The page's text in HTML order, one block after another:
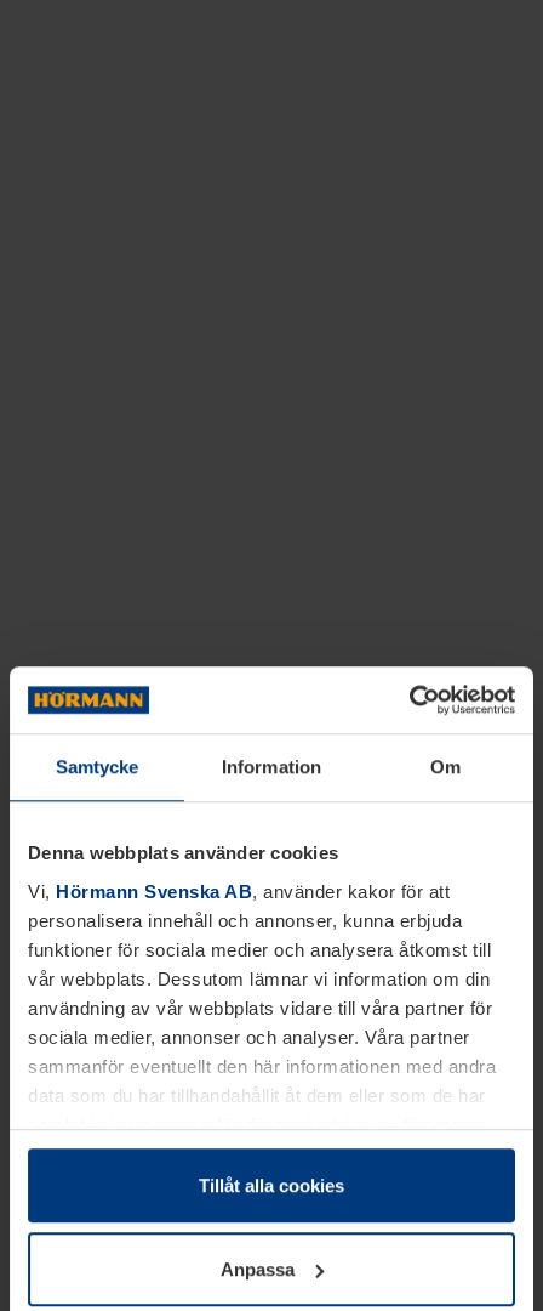
Samtycke Information Om
Denna webbplats använder cookies
Vi, Hörmann Svenska AB, använder kakor för att
personalisera innehåll och annonser, kunna erbjuda
funktioner för sociala medier och analysera åtkomst till
vår webbplats. Dessutom lämnar vi information om din
användning av vår webbplats vidare till våra partner för
sociala medier, annonser och analyser. Våra partner
sammanför eventuellt den här informationen med andra
data som du har tillhandahållit åt dem eller som de har
samlat in inom ramen för din användning av tjänsterna.
Juridiskt kan vi lagra kakor på din enhet, om de är
absolut nödvändiga för driften av den här webbplatsen.
godkännande kan du när som helst ändra eller återkalla i
informationen om kakor underDataskyddsförklaring
vår webbplats.
Tillåt alla cookies
Anpassa